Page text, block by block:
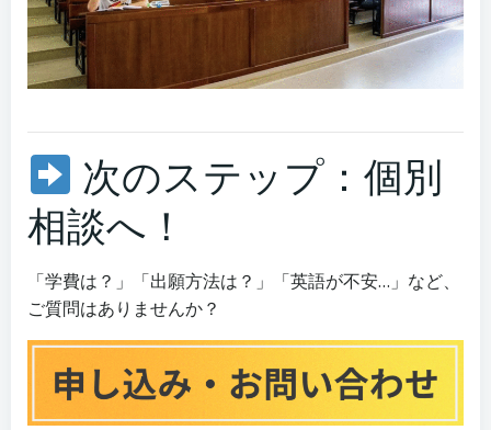
次のステップ：個別
相談へ！
「学費は？」「出願方法は？」「英語が不安…」など、
ご質問はありませんか？